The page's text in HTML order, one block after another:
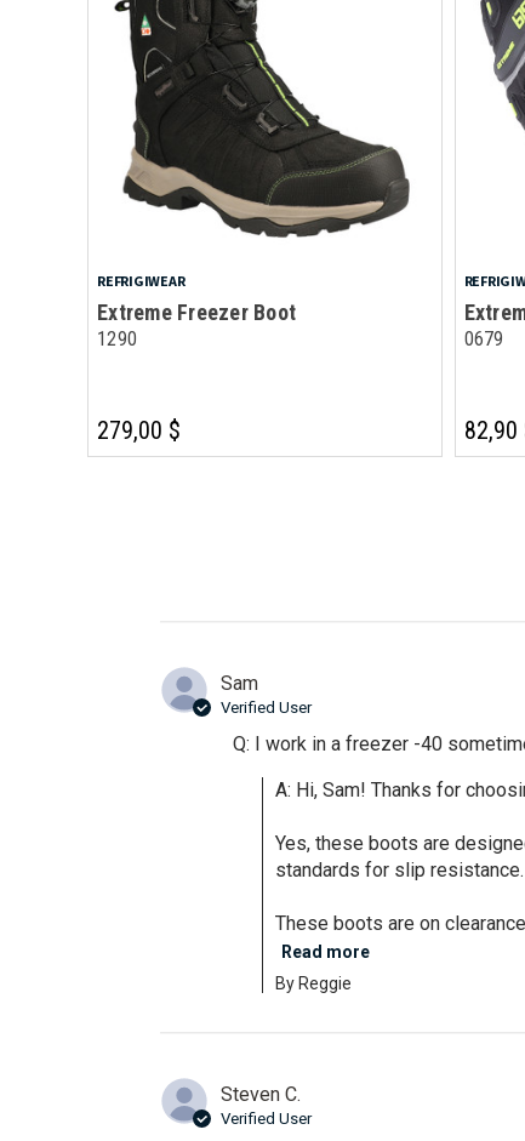
REFRIGIWEAR
Extreme Freezer Boot
1290
279,00 $
0679
82,90
Sam
Verified User
Q: I work in a freezer -40
A: Hi, Sam! Thanks for
Yes, these boots are
standards for slip resistance.
These boots are on
Read more
By Reggie
Steven C.
Verified User